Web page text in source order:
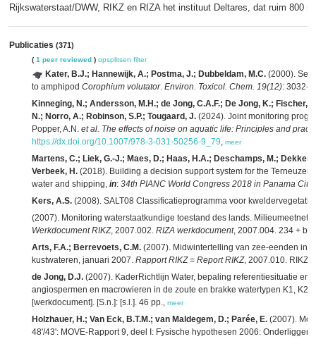
Rijkswaterstaat/DWW, RIKZ en RIZA het instituut Deltares, dat ruim 800
Publicaties (371)
( 1 peer reviewed ) opsplitsen filter
Kater, B.J.; Hannewijk, A.; Postma, J.; Dubbeldam, M.C. (2000).
to amphipod Corophium volutator. Environ. Toxicol. Chem. 19(12): 3032-
Kinneging, N.; Andersson, M.H.; de Jong, C.A.F.; De Jong, K.; Fischer,
N.; Norro, A.; Robinson, S.P.; Tougaard, J. (2024). Joint monitoring
Popper, A.N. et al. The effects of noise on aquatic life: Principles and
https://dx.doi.org/10.1007/978-3-031-50256-9_79, meer
Martens, C.; Liek, G.-J.; Maes, D.; Haas, H.A.; Deschamps, M.;
Verbeek, H. (2018). Building a decision support system for the
water and shipping, in: 34th PIANC World Congress 2018 in Panama
Kers, A.S. (2008). SALT08 Classificatieprogramma voor
(2007). Monitoring waterstaatkundige toestand des lands. Milieumeetnet
Werkdocument RIKZ, 2007.002. RIZA werkdocument, 2007.004. 234 +
Arts, F.A.; Berrevoets, C.M. (2007). Midwintertelling van zee-eenden in
kustwateren, januari 2007. Rapport RIKZ = Report RIKZ, 2007.010. RIKZ:
de Jong, D.J. (2007). KaderRichtlijn Water, bepaling referentiesituatie en
angiospermen en macrowieren in de zoute en brakke watertypen K1, K2,
[werkdocument]. [S.n.]: [s.l.]. 46 pp., meer
Holzhauer, H.; Van Eck, B.T.M.; van Maldegem, D.; Parée, E. (2007).
48'/43': MOVE-Rapport 9, deel I: Fysische hypothesen 2006: